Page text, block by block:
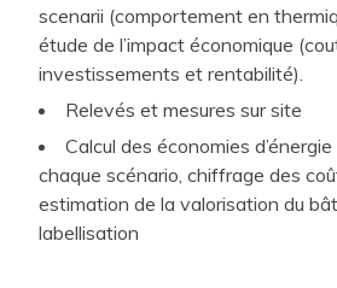
scenarii (comportement en
étude de l’impact économique
investissements et rentabilité).
Relevés et mesures sur site
Calcul des économies
chaque scénario, chiffrage des
estimation de la valorisation du
labellisation